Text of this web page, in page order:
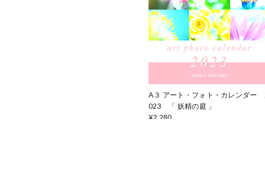
A３ アート・フォト・カレンダー
023 「 妖精の庭 」
¥2,280